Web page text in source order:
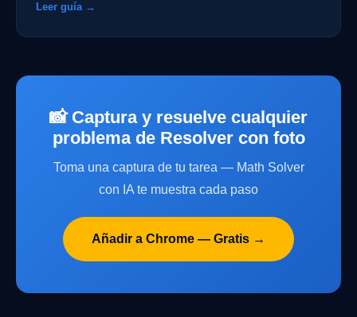
Leer guía →
📸 Captura y resuelve cualquier
problema de Resolver con foto
Toma una captura de tu tarea — Math Solver
con IA te muestra cada paso
Añadir a Chrome — Gratis →